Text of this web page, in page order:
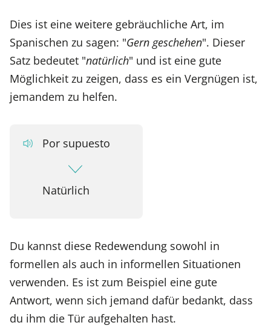
Dies ist eine weitere gebräuchliche Art, im
Spanischen zu sagen: "Gern geschehen". Dieser
Satz bedeutet "natürlich" und ist eine gute
Möglichkeit zu zeigen, dass es ein Vergnügen ist,
jemandem zu helfen.
Por supuesto
Natürlich
Du kannst diese Redewendung sowohl in
formellen als auch in informellen Situationen
verwenden. Es ist zum Beispiel eine gute
Antwort, wenn sich jemand dafür bedankt, dass
du ihm die Tür aufgehalten hast.